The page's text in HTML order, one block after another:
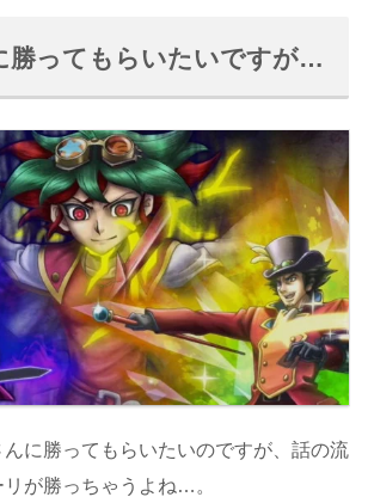
勝ってもらいたいですが…
に勝ってもらいたいのですが、話の流
が勝っちゃうよね…。